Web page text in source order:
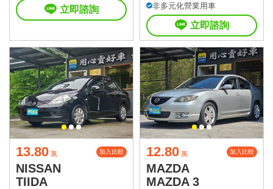
立即諮詢
非多元化營業用車
立即諮詢
13.80 萬 加入比較
NISSAN
TIIDA
12.80 萬 加入比較
MAZDA
MAZDA 3